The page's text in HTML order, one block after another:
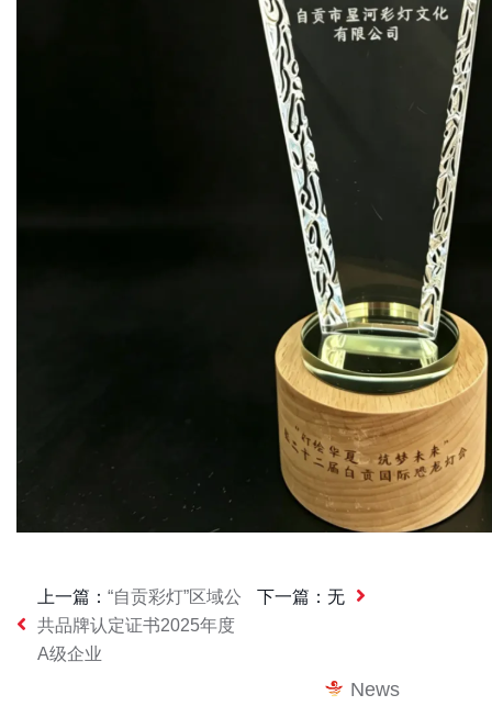
上一篇： “自贡彩灯”区域公
共品牌认定证书2025年度
A级企业
下一篇： 无
News